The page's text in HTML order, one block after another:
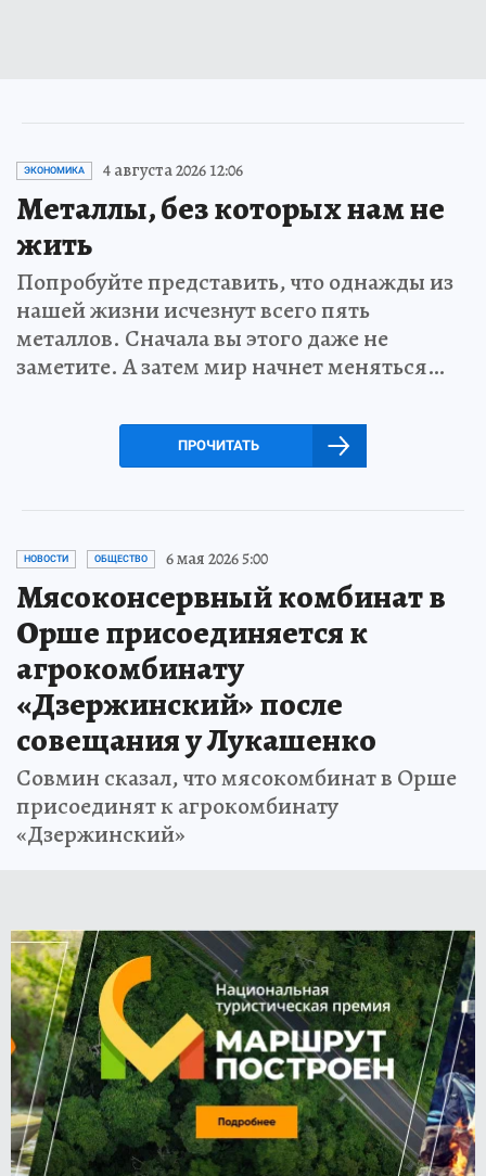
ЭКОНОМИКА 4 августа 2026 12:06
Металлы, без которых нам не
жить
Попробуйте представить, что однажды из
нашей жизни исчезнут всего пять
металлов. Сначала вы этого даже не
заметите. А затем мир начнет меняться…
ПРОЧИТАТЬ
НОВОСТИ ОБЩЕСТВО 6 мая 2026 5:00
Мясоконсервный комбинат в
Орше присоединяется к
агрокомбинату
«Дзержинский» после
совещания у Лукашенко
Совмин сказал, что мясокомбинат в Орше
присоединят к агрокомбинату
«Дзержинский»